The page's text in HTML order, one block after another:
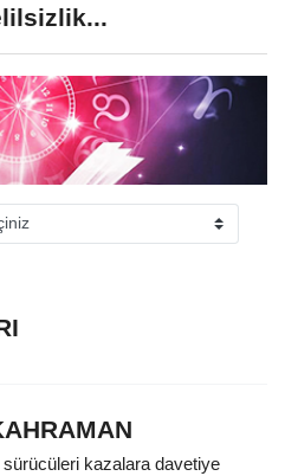
kazalara davetiye